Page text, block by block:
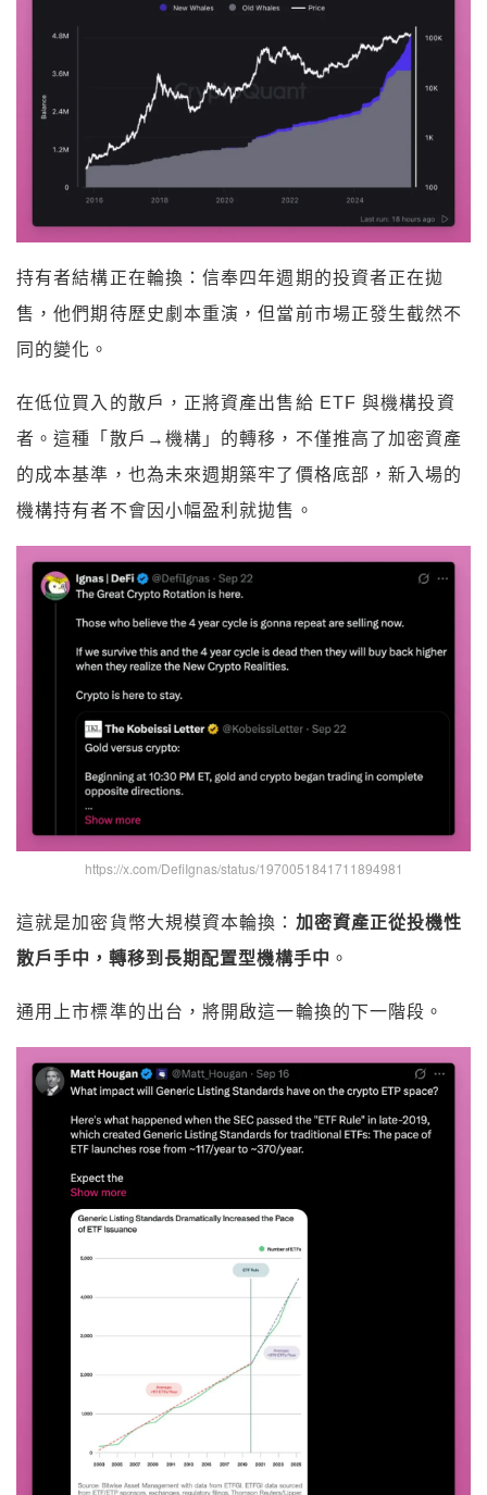
持有者結構正在輪換：信奉四年週期的投資者正在拋
售，他們期待歷史劇本重演，但當前市場正發生截然不
同的變化。
在低位買入的散戶，正將資產出售給 ETF 與機構投資
者。這種「散戶→機構」的轉移，不僅推高了加密資產
的成本基準，也為未來週期築牢了價格底部，新入場的
機構持有者不會因小幅盈利就拋售。
https://x.com/DefiIgnas/status/1970051841711894981
這就是加密貨幣大規模資本輪換： 加密資產正從投機性
散戶手中，轉移到長期配置型機構手中 。
通用上市標準的出台，將開啟這一輪換的下一階段。